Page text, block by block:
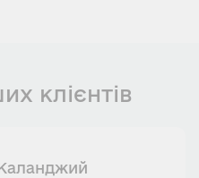
клієнтів